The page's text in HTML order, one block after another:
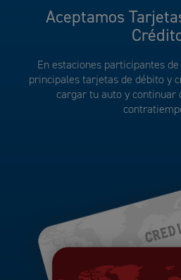
Aceptamos
En estaciones participantes
principales tarjetas de débito y
cargar tu auto y continuar